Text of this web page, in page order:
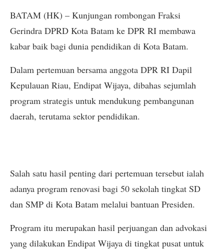
BATAM (HK) – Kunjungan rombongan Fraksi
Gerindra DPRD Kota Batam ke DPR RI membawa
kabar baik bagi dunia pendidikan di Kota Batam.
Dalam pertemuan bersama anggota DPR RI Dapil
Kepulauan Riau, Endipat Wijaya, dibahas sejumlah
program strategis untuk mendukung pembangunan
daerah, terutama sektor pendidikan.
Salah satu hasil penting dari pertemuan tersebut ialah
adanya program renovasi bagi 50 sekolah tingkat SD
dan SMP di Kota Batam melalui bantuan Presiden.
Program itu merupakan hasil perjuangan dan advokasi
yang dilakukan Endipat Wijaya di tingkat pusat untuk